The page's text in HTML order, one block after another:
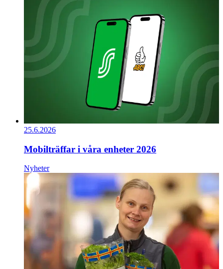
25.6.2026
Mobilträffar i våra enheter 2026
Nyheter